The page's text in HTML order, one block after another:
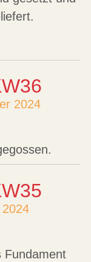
2024
Fundament